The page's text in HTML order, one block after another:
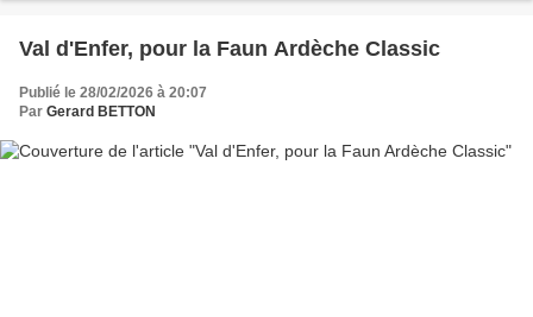
Val d'Enfer, pour la Faun Ardèche Classic
Publié le 28/02/2026 à 20:07
Par Gerard BETTON